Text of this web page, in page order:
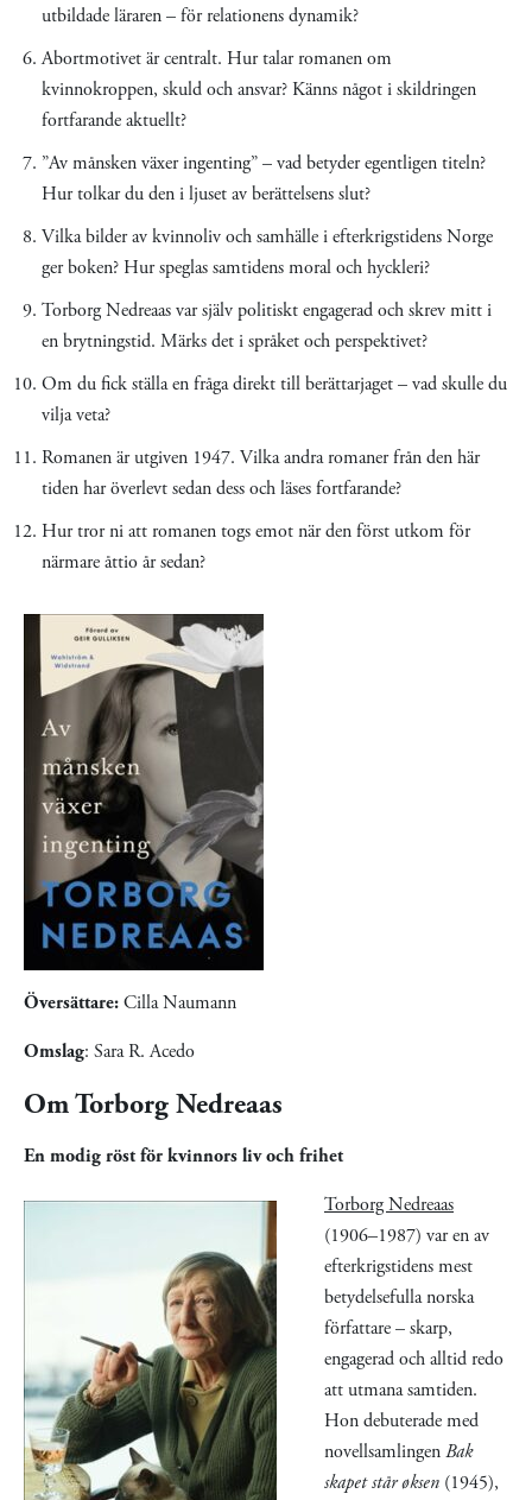
utbildade läraren – för relationens dynamik?
Abortmotivet är centralt. Hur talar romanen om
kvinnokroppen, skuld och ansvar? Känns något i skildringen
fortfarande aktuellt?
”Av månsken växer ingenting” – vad betyder egentligen titeln?
Hur tolkar du den i ljuset av berättelsens slut?
Vilka bilder av kvinnoliv och samhälle i efterkrigstidens Norge
ger boken? Hur speglas samtidens moral och hyckleri?
Torborg Nedreaas var själv politiskt engagerad och skrev mitt i
en brytningstid. Märks det i språket och perspektivet?
Om du fick ställa en fråga direkt till berättarjaget – vad skulle du
vilja veta?
Romanen är utgiven 1947. Vilka andra romaner från den här
tiden har överlevt sedan dess och läses fortfarande?
Hur tror ni att romanen togs emot när den först utkom för
närmare åttio år sedan?
Översättare:Cilla Naumann
Omslag: Sara R. Acedo
Om Torborg Nedreaas
En modig röst för kvinnors liv och frihet
Torborg Nedreaas
(1906–1987) var en av
efterkrigstidens mest
betydelsefulla norska
författare – skarp,
engagerad och alltid redo
att utmana samtiden.
Hon debuterade med
novellsamlingenBak
skapet står øksen (1945),